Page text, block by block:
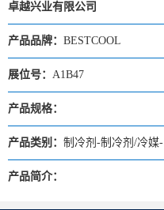
卓越兴业有限公司
产品品牌： BESTCOOL
展位号： A1B47
产品规格：
产品类别： 制冷剂-制冷剂/冷媒-
产品简介：